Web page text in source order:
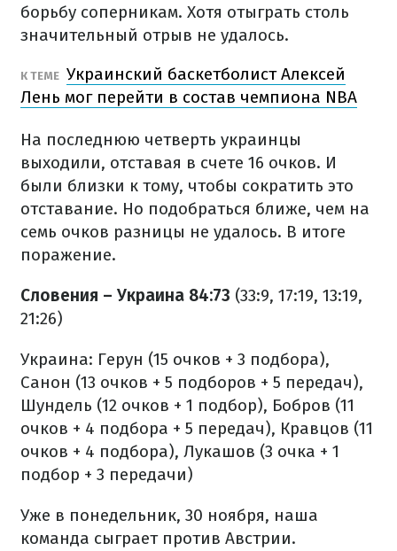
борьбу соперникам. Хотя отыграть столь
значительный отрыв не удалось.
К ТЕМЕ Украинский баскетболист Алексей
Лень мог перейти в состав чемпиона NBA
На последнюю четверть украинцы
выходили, отставая в счете 16 очков. И
были близки к тому, чтобы сократить это
отставание. Но подобраться ближе, чем на
семь очков разницы не удалось. В итоге
поражение.
Словения – Украина 84:73 (33:9, 17:19, 13:19,
21:26)
Украина: Герун (15 очков + 3 подбора),
Санон (13 очков + 5 подборов + 5 передач),
Шундель (12 очков + 1 подбор), Бобров (11
очков + 4 подбора + 5 передач), Кравцов (11
очков + 4 подбора), Лукашов (3 очка + 1
подбор + 3 передачи)
Уже в понедельник, 30 ноября, наша
команда сыграет против Австрии.